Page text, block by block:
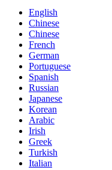
English
Chinese
Chinese
French
German
Portuguese
Spanish
Russian
Japanese
Korean
Arabic
Irish
Greek
Turkish
Italian